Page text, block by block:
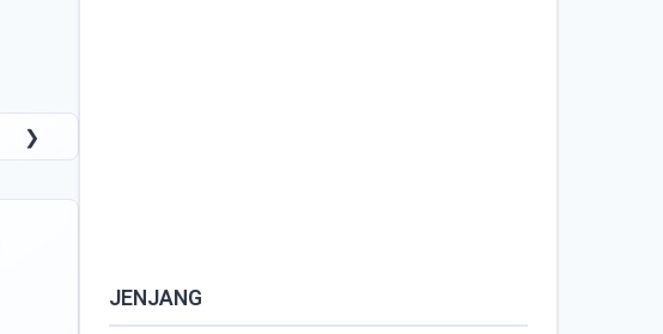
❯
JENJANG